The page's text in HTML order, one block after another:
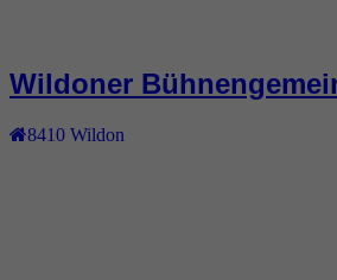
Wildoner
8410 Wildon